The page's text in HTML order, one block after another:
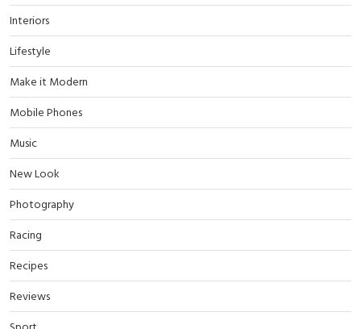
Interiors
Lifestyle
Make it Modern
Mobile Phones
Music
New Look
Photography
Racing
Recipes
Reviews